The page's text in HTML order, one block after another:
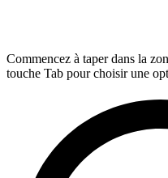
Commencez à taper dans la
touche Tab pour choisir une